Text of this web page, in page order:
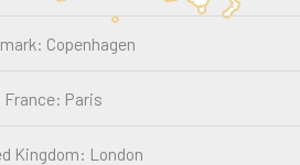
Copenhagen
France: Paris
Kingdom: London